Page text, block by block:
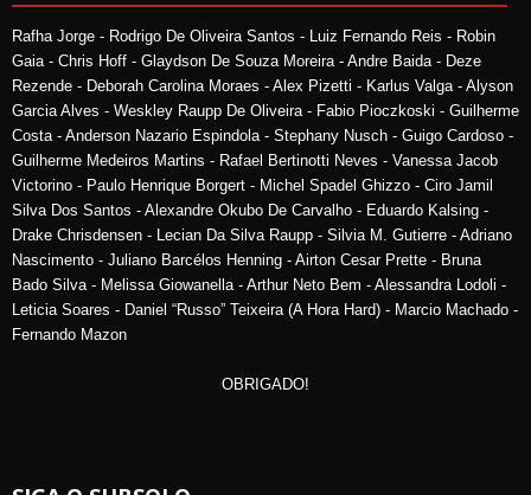
Rafha Jorge - Rodrigo De Oliveira Santos - Luiz Fernando Reis - Robin
Gaia - Chris Hoff - Glaydson De Souza Moreira - Andre Baida - Deze
Rezende - Deborah Carolina Moraes - Alex Pizetti - Karlus Valga - Alyson
Garcia Alves - Weskley Raupp De Oliveira - Fabio Pioczkoski - Guilherme
Costa - Anderson Nazario Espindola - Stephany Nusch - Guigo Cardoso -
Guilherme Medeiros Martins - Rafael Bertinotti Neves - Vanessa Jacob
Victorino - Paulo Henrique Borgert - Michel Spadel Ghizzo - Ciro Jamil
Silva Dos Santos - Alexandre Okubo De Carvalho - Eduardo Kalsing -
Drake Chrisdensen - Lecian Da Silva Raupp - Silvia M. Gutierre - Adriano
Nascimento - Juliano Barcélos Henning - Airton Cesar Prette - Bruna
Bado Silva - Melissa Giowanella - Arthur Neto Bem - Alessandra Lodoli -
Leticia Soares - Daniel “Russo” Teixeira (A Hora Hard) - Marcio Machado -
Fernando Mazon
OBRIGADO!